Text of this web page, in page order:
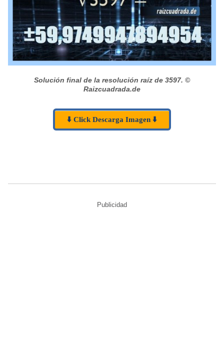
Solución final de la resolución raíz de 3597. ©
Raizcuadrada.de
⬇️ Click Descarga Imagen ⬇️
Publicidad